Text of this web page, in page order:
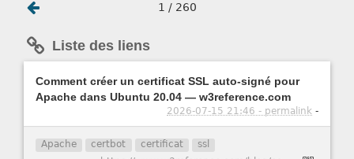
1 / 260
Liste des liens
Comment créer un certificat SSL auto-signé pour
Apache dans Ubuntu 20.04 — w3reference.com
2026-07-15 21:46 - permalink -
Apache certbot certificat ssl